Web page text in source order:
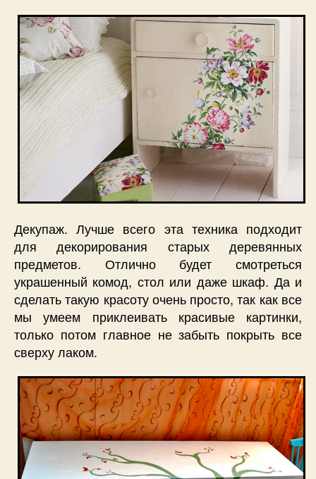
Декупаж. Лучше всего эта техника подходит
для декорирования старых деревянных
предметов. Отлично будет смотреться
украшенный комод, стол или даже шкаф. Да и
сделать такую красоту очень просто, так как все
мы умеем приклеивать красивые картинки,
только потом главное не забыть покрыть все
сверху лаком.